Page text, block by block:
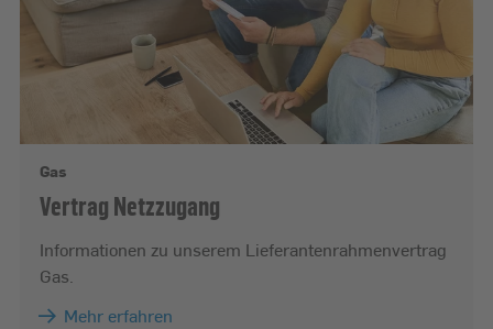
Gas
Vertrag Netzzugang
Informationen zu unserem Lieferantenrahmenvertrag
Gas.
Mehr erfahren